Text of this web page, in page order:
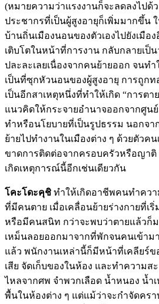
(หมายความว่าแรงงานก็จะลดลงไปด้
ประชากรที่เป็นผู้สูงอายุก็เพิ่มมากขึ้น
บ้านถิ่นเมืองนอนของตัวเองไปยังเมือ
เติบโตในหน้าที่การงาน กลับกลายเป็
ปละละเลยเนื่องจากคนย้ายออก จนท
เป็นที่ซุกหัวนอนของผู้สูงอายุ การถูก
เป็นอีกสาเหตุหนึ่งที่ทำให้เกิด “การตา
แนวคิดให้กระจายอำนาจออกจากศูน
ทำหรือนโยบายที่เป็นรูปธรรม นอกจ
ย้ายไปทำงานในเมืองต่าง ๆ ด้วยตัวคน
ขาดการติดต่อจากครอบครัวหรือญาติ
เกิดเหตุการณ์นี้อีกเช่นเดียวกัน
โคะโดะคุชิ ทำให้เกิดอาชีพคนทำคว
ที่มีคนตาย เมื่อเคลื่อนย้ายร่างกายที่เริ่
หรือมีคนสนิท กว่าจะพบว่าตายแล้วก็
เหม็นลอยออกมาจากที่พักจนคนเข้าม
แล้ว พนักงานเหล่านี้ก็มีหน้าที่เคลียร์ข
เสีย จัดเก็บของในห้อง และทำความส
ไหลจากศพ จำพวกเลือด น้ำหนอง น้ำ
พื้นในห้องต่าง ๆ แต่แม้ว่าจะกำจัดคร